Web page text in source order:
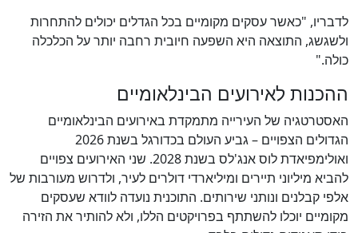
לדבריו, "כאשר עסקים מקומיים בכל הגדלים יכולים להתחרות
ולשגשג, התוצאה היא השפעה חיובית רחבה יותר על הכלכלה
כולה."
ההכנות לאירועים הבינלאומיים
האסטרטגיה של העירייה מתמקדת באירועים הבינלאומיים
הגדולים הצפויים – גביע העולם בכדורגל בשנת 2026
ואולימפיאדת לוס אנג'לס בשנת 2028. שני האירועים צפויים
להביא מיליוני תיירים ומיליארדי דולרים לעיר, ולדרוש מעורבות של
אלפי קבלנים ונותני שירותים. התוכנית נועדה לוודא שעסקים
מקומיים יוכלו להשתתף בפרויקטים הללו, ולא להותיר את הזירה